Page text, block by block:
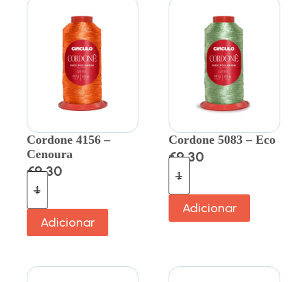
Cordone 4156 –
Cenoura
€9.30
Adicionar
Cordone 5083 – Eco
€9.30
Adicionar